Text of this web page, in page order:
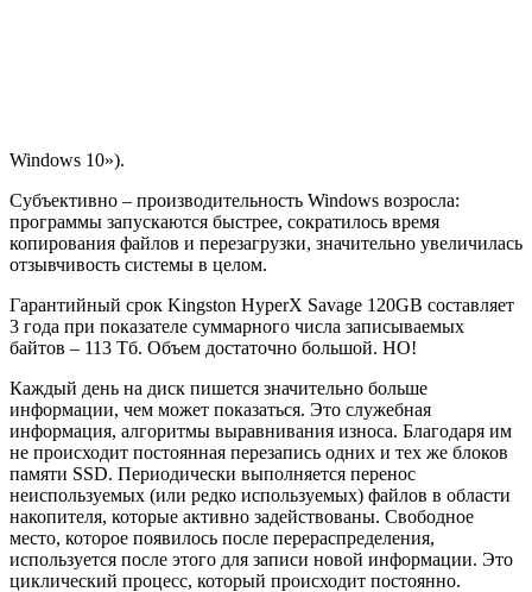
Windows 10»).
Субъективно – производительность Windows возросла:
программы запускаются быстрее, сократилось время
копирования файлов и перезагрузки, значительно увеличилась
отзывчивость системы в целом.
Гарантийный срок Kingston HyperX Savage 120GB составляет
3 года при показателе суммарного числа записываемых
байтов – 113 Тб. Объем достаточно большой. НО!
Каждый день на диск пишется значительно больше
информации, чем может показаться. Это служебная
информация, алгоритмы выравнивания износа. Благодаря им
не происходит постоянная перезапись одних и тех же блоков
памяти SSD. Периодически выполняется перенос
неиспользуемых (или редко используемых) файлов в области
накопителя, которые активно задействованы. Свободное
место, которое появилось после перераспределения,
используется после этого для записи новой информации. Это
циклический процесс, который происходит постоянно.